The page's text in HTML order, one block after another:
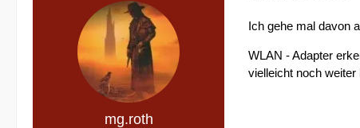
mg.roth
Ich gehe mal davon
WLAN - Adapter
vielleicht noch weiter